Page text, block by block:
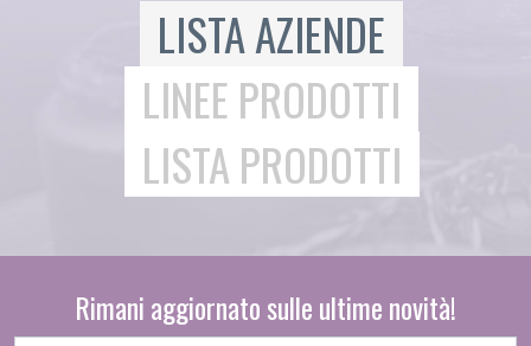
LISTA AZIENDE
LINEE PRODOTTI
LISTA PRODOTTI
Rimani aggiornato sulle ultime novità!